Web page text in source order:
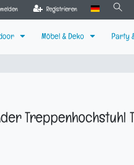
Registrieren
Möbel & Deko Party
Treppenhochstuhl